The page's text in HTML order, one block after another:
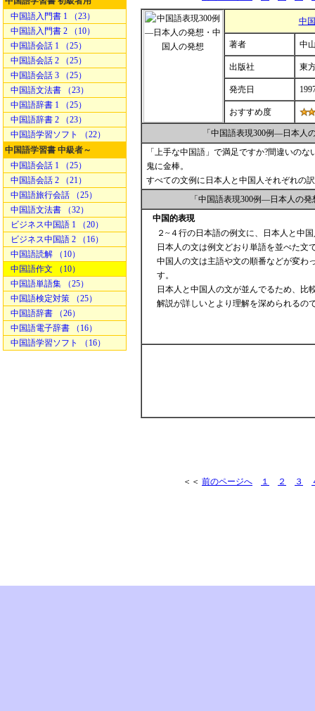
中国語入門書 1 （23）
中国語入門書 2 （10）
中国語会話 1 （25）
中国語会話 2 （25）
中国語会話 3 （25）
中国語文法書 （23）
中国語辞書 1 （25）
中国語辞書 2 （23）
中国語学習ソフト （22）
中国語学習書 中級者～
中国語会話 1 （25）
中国語会話 2 （21）
中国語旅行会話 （25）
中国語文法書 （32）
ビジネス中国語 1 （20）
ビジネス中国語 2 （16）
中国語読解 （10）
中国語作文 （10）
中国語単語集 （25）
中国語検定対策 （25）
中国語辞書 （26）
中国語電子辞書 （16）
中国語学習ソフト （16）
中
著者 中
出版社 東
発売日
おすすめ度
「中国語表現300例―日本
「上手な中国語」で満足ですか?間違いの
鬼に金棒。
すべての文例に日本人と中国人それぞれの
「中国語表現300例―日本人の
中国的表現
２~４行の日本語の例文に、日本人と中
日本人の文は例文どおり単語を並べた文
中国人の文は主語や文の順番などが変わ
す。
日本人と中国人の文が並んでるため、比
解説が詳しいとより理解を深められるの
＜＜ 前のページへ １ ２ ３